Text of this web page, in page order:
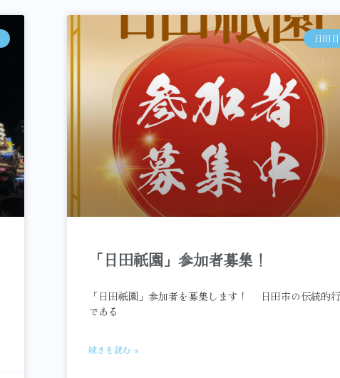
日田
「日田祇園」参加者募集！
「日田祇園」参加者を募集します！ 日田市の伝統的
である
続きを読む »